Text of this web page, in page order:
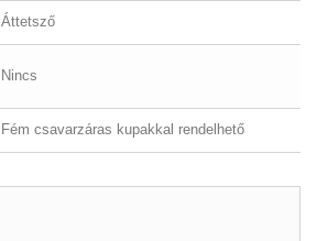
Áttetsző
Nincs
Fém csavarzáras kupakkal rendelhető